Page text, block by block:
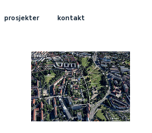
prosjekter kontakt